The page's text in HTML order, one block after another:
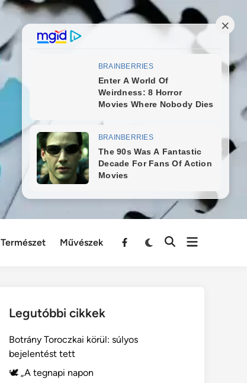
Természet Művészek
Menu
Legutóbbi cikkek
Botrány Toroczkai körül: súlyos
bejelentést tett
🕊️ „A tegnapi napon